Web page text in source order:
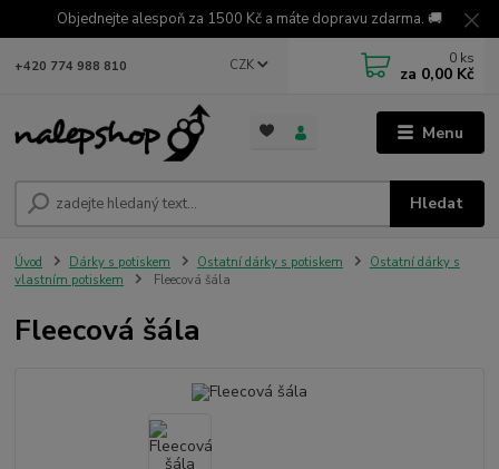
Objednejte alespoň za 1500 Kč a máte dopravu zdarma. 🚚
Menu
CZK
Hledat
+420 774 988 810 0 ks
za 0,00 Kč
Úvod Dárky s potiskem Ostatní dárky s potiskem
Ostatní dárky s
vlastním potiskem
Fleecová šála
Fleecová šála